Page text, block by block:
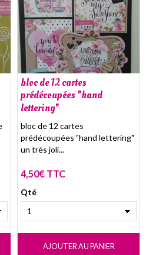
bloc de 12 cartes
prédécoupées "hand
lettering"
bloc de 12 cartes
prédécoupées "hand lettering"
un trés joli...
4,50€ TTC
Qté
AJOUTER AU PANIER